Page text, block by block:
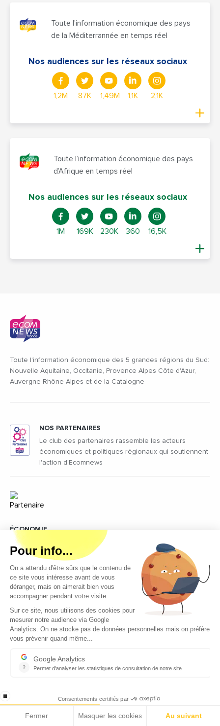
Toute l'information économique des pays
de la Méditerrannée en temps réel
Nos audiences sur les réseaux sociaux
1,2M 87K 1,49M 1,1K 2,1K
Toute l’information économique des pays
d’Afrique en temps réel
Nos audiences sur les réseaux sociaux
1M 169K 230K 360 16,5K
Toute l'information économique des 5 grandes régions du Sud:
Nouvelle Aquitaine, Occitanie, Provence Alpes Côte d'Azur,
Auvergne Rhône Alpes et de la Catalogne
ÉCONOMIE
Elle est au coeur de l’action d’Ecomnews afin de comprendre
comment se développent les territoires régionaux et les
métropoles
AGENDA
Ecomnews sélectionne tous les évènements, manifestations,
salons, forums les plus importants à ne surtout pas manquer en
lien avec @ecomnewsagenda
Ecomnews veut démontrer la force que représente le tissu
des entreprises sur tous les bassins d’emploi du sud en
VIDÉOS
Retrouvez tous les reportages et interviews de terrain réalisés
NOS PARTENAIRES
Le club des partenaires rassemble les acteurs
économiques et politiques régionaux qui soutiennent
l'action d'Ecomnews